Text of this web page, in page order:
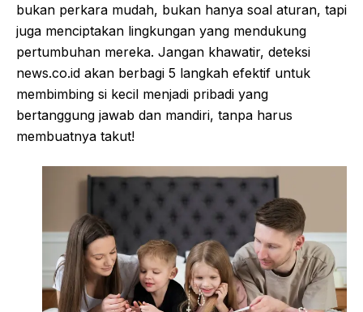
bukan perkara mudah, bukan hanya soal aturan, tapi
juga menciptakan lingkungan yang mendukung
pertumbuhan mereka. Jangan khawatir, deteksi
news.co.id akan berbagi 5 langkah efektif untuk
membimbing si kecil menjadi pribadi yang
bertanggung jawab dan mandiri, tanpa harus
membuatnya takut!